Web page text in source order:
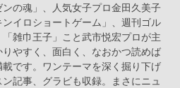
の魂」、人気女子プロ金田久美子
イロショートゲーム」、週刊ゴル
雑巾王子」こと武市悦宏プロが主
やすく、面白く、なおかつ読めば
載です。ワンテーマを深く掘り下げ
記事、グラビも収録。まさにニュ